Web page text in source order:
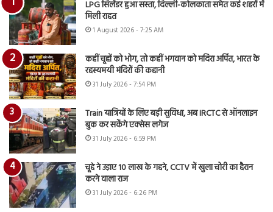
LPG सिलेंडर हुआ सस्ता, दिल्ली-कोलकाता समेत कई शहरों में
मिली राहत
1 August 2026 - 7:25 AM
कहीं चूहों को भोग, तो कहीं भगवान को मदिरा अर्पित, भारत के
रहस्यमयी मंदिरों की कहानी
31 July 2026 - 7:54 PM
Train यात्रियों के लिए बड़ी सुविधा, अब IRCTC से ऑनलाइन
बुक कर सकेंगे एक्सेस लगेज
31 July 2026 - 6:59 PM
चूहे ने उड़ाए 10 लाख के गहने, CCTV में खुला चोरी का हैरान
करने वाला राज
31 July 2026 - 6:26 PM